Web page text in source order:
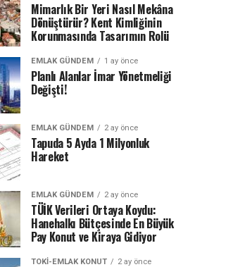
Mimarlık Bir Yeri Nasıl Mekâna
Dönüştürür? Kent Kimliğinin
Korunmasında Tasarımın Rolü
EMLAK GÜNDEM 1 ay önce
Planlı Alanlar İmar Yönetmeliği
Değişti!
EMLAK GÜNDEM 2 ay önce
Tapuda 5 Ayda 1 Milyonluk
Hareket
EMLAK GÜNDEM 2 ay önce
TÜİK Verileri Ortaya Koydu:
Hanehalkı Bütçesinde En Büyük
Pay Konut ve Kiraya Gidiyor
TOKI-EMLAK KONUT 2 ay önce